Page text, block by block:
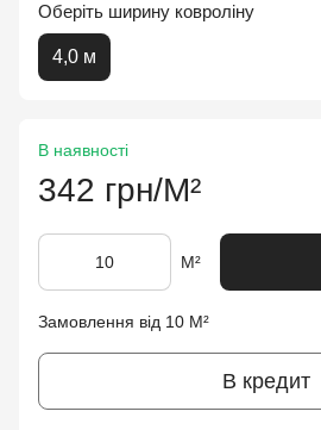
Оберіть ширину ковроліну
4,0 м
В наявності
342 грн/М²
М²
Замовлення від 10 М²
В кредит